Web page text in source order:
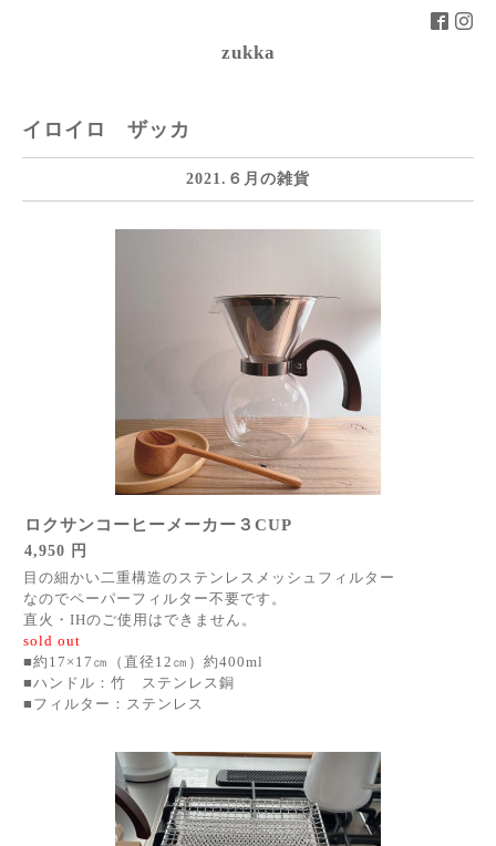
zukka
イロイロ ザッカ
2021.６月の雑貨
ロクサンコーヒーメーカー３CUP
4,950 円
目の細かい二重構造のステンレスメッシュフィルター
なのでペーパーフィルター不要です。
直火・IHのご使用はできません。
sold out
■約17×17㎝（直径12㎝）約400ml
■ハンドル：竹 ステンレス銅
■フィルター：ステンレス